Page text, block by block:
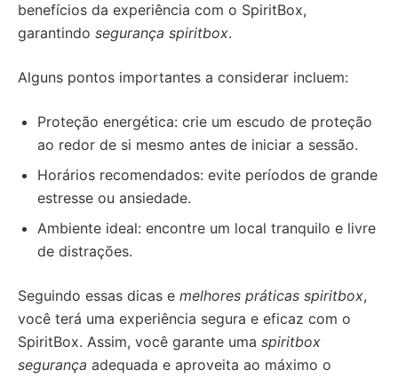
benefícios da experiência com o SpiritBox,
garantindo segurança spiritbox.
Alguns pontos importantes a considerar incluem:
Proteção energética: crie um escudo de proteção
ao redor de si mesmo antes de iniciar a sessão.
Horários recomendados: evite períodos de grande
estresse ou ansiedade.
Ambiente ideal: encontre um local tranquilo e livre
de distrações.
Seguindo essas dicas e melhores práticas spiritbox,
você terá uma experiência segura e eficaz com o
SpiritBox. Assim, você garante uma spiritbox
segurança adequada e aproveita ao máximo o